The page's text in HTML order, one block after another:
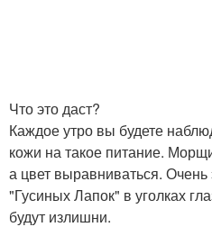
Что это даст?
Каждое утро вы будете
кожи на такое питание.
а цвет выравниваться.
"Гусиных Лапок" в уголках
будут излишни.